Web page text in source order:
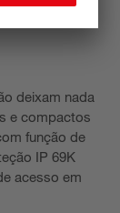
deixam nada
e compactos
função de
IP 69K
acesso em